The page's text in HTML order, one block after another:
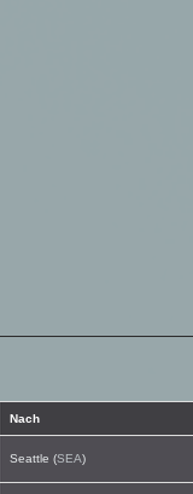
Nach
Seattle (SEA)